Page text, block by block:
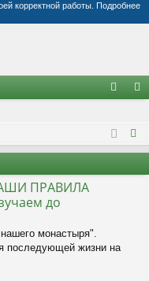
корректной работы. Подробнее
д и
ПРАВИЛА
до
монастыря".
жизни на